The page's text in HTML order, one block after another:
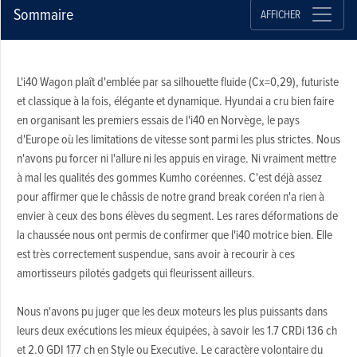
Sommaire AFFICHER
L'i40 Wagon plaît d'emblée par sa silhouette fluide (Cx=0,29), futuriste
et classique à la fois, élégante et dynamique. Hyundai a cru bien faire
en organisant les premiers essais de l'i40 en Norvège, le pays
d'Europe où les limitations de vitesse sont parmi les plus strictes. Nous
n'avons pu forcer ni l'allure ni les appuis en virage. Ni vraiment mettre
à mal les qualités des gommes Kumho coréennes. C'est déjà assez
pour affirmer que le châssis de notre grand break coréen n'a rien à
envier à ceux des bons élèves du segment. Les rares déformations de
la chaussée nous ont permis de confirmer que l'i40 motrice bien. Elle
est très correctement suspendue, sans avoir à recourir à ces
amortisseurs pilotés gadgets qui fleurissent ailleurs.
Nous n'avons pu juger que les deux moteurs les plus puissants dans
leurs deux exécutions les mieux équipées, à savoir les 1.7 CRDi 136 ch
et 2.0 GDI 177 ch en Style ou Executive. Le caractère volontaire du